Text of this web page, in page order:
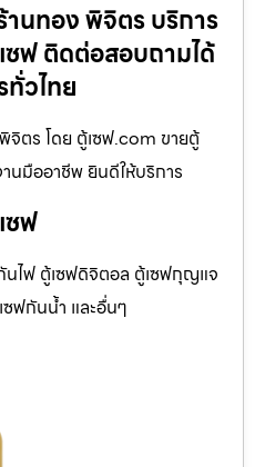
นทอง พิจิตร บริการ
ฟ ติดต่อสอบถามได้
วไทย
ตร โดย ตู้เซฟ.com ขายตู้
นมืออาชีพ ยินดีให้บริการ
ซฟ
นไฟ ตู้เซฟดิจิตอล ตู้เซฟกุญแจ
ซฟกันน้ำ และอื่นๆ